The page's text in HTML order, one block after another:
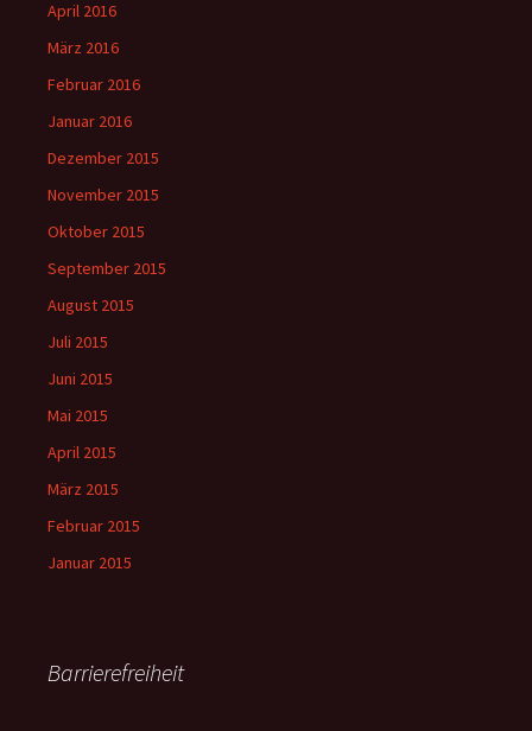
April 2016
März 2016
Februar 2016
Januar 2016
Dezember 2015
November 2015
Oktober 2015
September 2015
August 2015
Juli 2015
Juni 2015
Mai 2015
April 2015
März 2015
Februar 2015
Januar 2015
Barrierefreiheit